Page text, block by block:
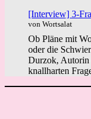
[Interview] 3-
von Wortsalat
Ob Pläne mit
oder die
Durzok, Autorin
knallharten